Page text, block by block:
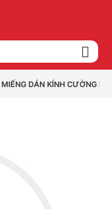
MIẾNG DÁN KÍNH CƯỜNG